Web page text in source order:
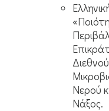
Νερού
Νάξος.